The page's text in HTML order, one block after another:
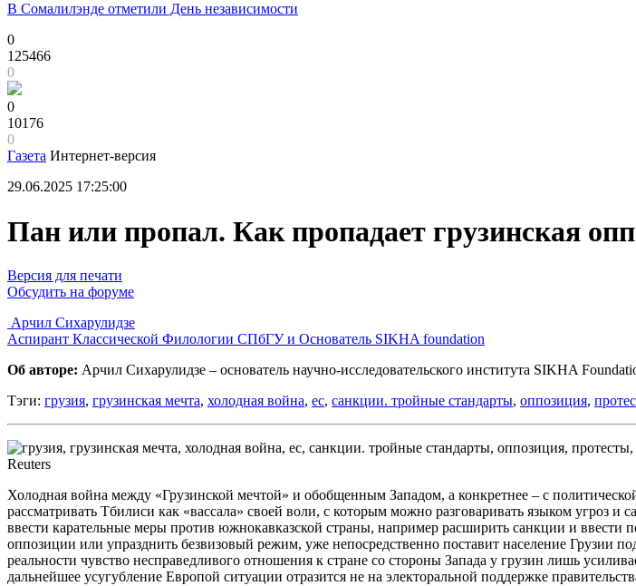
В Сомалилэнде отметили День независимости
0
125466
0
0
10176
0
Газета Интернет-версия
29.06.2025 17:25:00
Пан или пропал. Как пропадает грузинская
Версия для печати
Обсудить на форуме
Арчил Сихарулидзе
Аспирант Классической Филологии СПбГУ и Основатель SIKHA foundation
Об авторе: Арчил Сихарулидзе – основатель научно-исследовательского института SIKHA
Тэги: грузия, грузинская мечта, холодная война, ес, санкции. тройные стандарты, оппозиция,
Reuters
Холодная война между «Грузинской мечтой» и обобщенным Западом, а конкретнее – с
рассматривать Тбилиси как «вассала» своей воли, с которым можно разговаривать языком угроз
ввести карательные меры против южнокавказской страны, например расширить санкции и
оппозиции или упразднить безвизовый режим, уже непосредственно поставит население Грузии
реальности чувство несправедливого отношения к стране со стороны Запада у грузин лишь
дальнейшее усугубление Европой ситуации отразится не на электоральной поддержке